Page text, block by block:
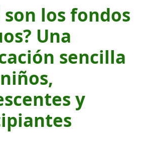
son los fondos
Una
sencilla
y